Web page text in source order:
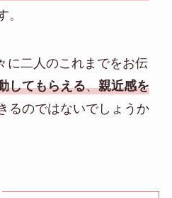
。
に二人のこれまでをお伝
してもらえる、親近感を
るのではないでしょうか